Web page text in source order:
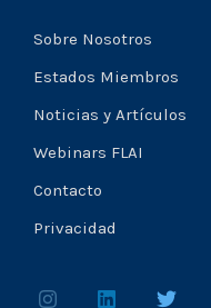
Sobre Nosotros
Estados Miembros
Noticias y Artículos
Webinars FLAI
Contacto
Privacidad